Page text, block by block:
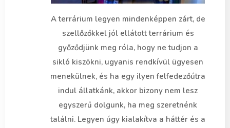
A terrárium legyen mindenképpen zárt, de
szellőzőkkel jól ellátott terrárium és
győződjünk meg róla, hogy ne tudjon a
sikló kiszökni, ugyanis rendkívül ügyesen
menekülnek, és ha egy ilyen felfedezőútra
indul állatkánk, akkor bizony nem lesz
egyszerű dolgunk, ha meg szeretnénk
találni. Legyen úgy kialakítva a háttér és a